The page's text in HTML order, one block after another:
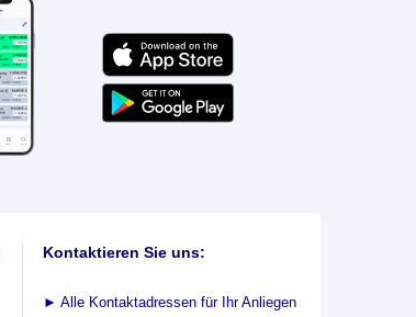
Kontaktieren Sie uns:
► Alle Kontaktadressen für Ihr Anliegen